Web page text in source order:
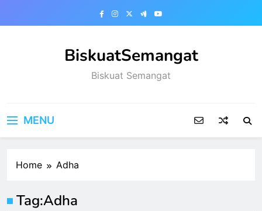
BiskuatSemangat
Biskuat Semangat
MENU
Home Adha
Tag:Adha